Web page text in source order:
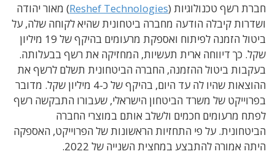
חברת רשף טכנולוגיות (Reshef Technologies) מאור יהודה
ושדרות קיבלה הודעה מחברה ביטחונית שהיא לקוחה שלה, על
ביטול הזמנה לפיתוח ואספקת מרעומים בהיקף של 19 מיליון
שקל. כך דיווחה ארית תעשיות, המחזיקה את רשף בבעלותה.
בעקבות ביטול ההזמנה, החברה הביטחונית תשלם לרשף את
ההוצאות שהיו לה עד היום, בהיקף של כ-4 מיליון שקל. מדובר
בפרוייקט של משרד הביטחון הישראלי, שעבורו התבקשה רשף
לפתח מרעומים חכמים ולשלב אותם במוצרי החברה
הביטחונית. על פי התחזיות הראשונות של הפרוייקט, האספקה
היתה אמורה להתבצע במחצית השנייה של 2022.